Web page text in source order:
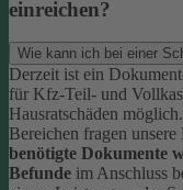
einreichen?
Wie kann ich bei einer
Derzeit ist ein
für Kfz-Teil- und
Hausratschäden möglich.
Bereichen fragen
benötigte Dokumente
Befunde im Anschluss